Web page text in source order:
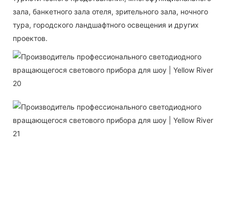
зала, банкетного зала отеля, зрительного зала, ночного
тура, городского ландшафтного освещения и других
проектов.